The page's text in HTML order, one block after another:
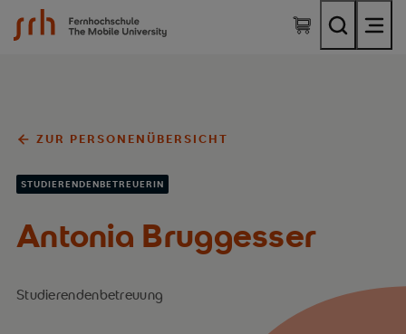
SRH Fernhochschule - The Mobile University
ZUR PERSONENÜBERSICHT
STUDIERENDENBETREUERIN
Antonia Bruggesser
Studierendenbetreuung